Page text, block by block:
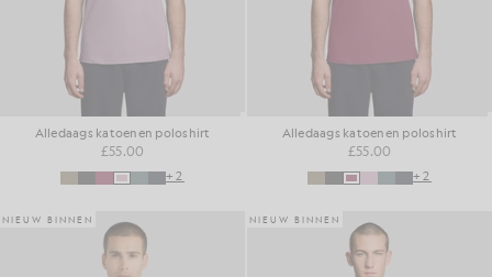
Alledaags katoenen poloshirt
£55.00
+2
Alledaags katoenen poloshirt
£55.00
+2
NIEUW BINNEN NIEUW BINNEN